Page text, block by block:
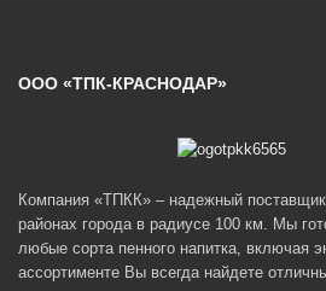
ООО «ТПК-КРАСНОДАР»
Компания «ТПКК» – надежный
районах города в радиусе 100 км. Мы
любые сорта пенного напитка, включая
ассортименте Вы всегда найдете